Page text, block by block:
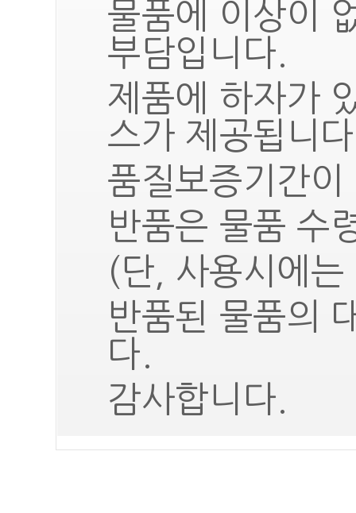
물품에 이상이
부담입니다.
제품에 하자가
스가 제공됩니
품질보증기간
반품은 물품 수
(단, 사용시에
반품된 물품의
다.
감사합니다.